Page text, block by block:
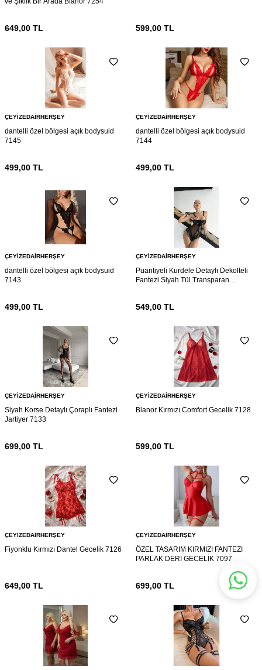
649,00 TL 599,00 TL
ÇEYIZEDAIRHERŞEY
dantelli özel bölgesi açık bodysuid
7145
499,00 TL
ÇEYIZEDAIRHERŞEY
dantelli özel bölgesi açık bodysuid
7144
499,00 TL
ÇEYIZEDAIRHERŞEY
dantelli özel bölgesi açık bodysuid
7143
499,00 TL
ÇEYIZEDAIRHERŞEY
Puantiyeli Kurdele Detaylı Dekolteli
Fantezi Siyah Tül Transparan
549,00 TL
ÇEYIZEDAIRHERŞEY
Siyah Korse Detaylı Çoraplı Fantezi
Jartiyer 7133
699,00 TL
ÇEYIZEDAIRHERŞEY
Blanor Kırmızı Comfort Gecelik 7128
599,00 TL
ÇEYIZEDAIRHERŞEY
Fiyonklu Kırmızı Dantel Gecelik 7126
649,00 TL
ÇEYIZEDAIRHERŞEY
ÖZEL TASARIM KIRMIZI FANTEZI
PARLAK DERI GECELİK 7097
699,00 TL